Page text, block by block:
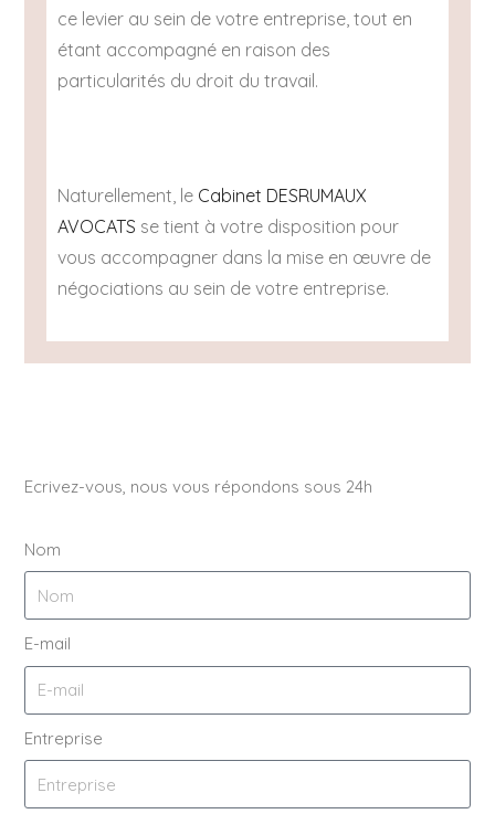
ce levier au sein de votre entreprise, tout en
étant accompagné en raison des
particularités du droit du travail.
Naturellement, le Cabinet DESRUMAUX
AVOCATS se tient à votre disposition pour
vous accompagner dans la mise en œuvre de
négociations au sein de votre entreprise.
Ecrivez-vous, nous vous répondons sous 24h
Nom
E-mail
Entreprise